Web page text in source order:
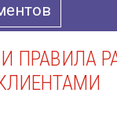
ПРАВИЛА